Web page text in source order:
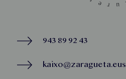
943 89 92 43
kaixo@zaragueta.eus